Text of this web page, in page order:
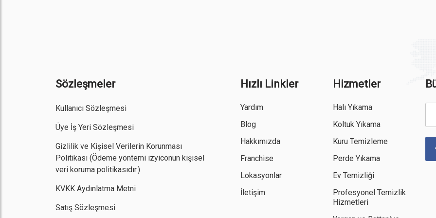
Sözleşmeler
Kullanıcı Sözleşmesi
Üye İş Yeri Sözleşmesi
Gizlilik ve Kişisel Verilerin Korunması
Politikası (Ödeme yöntemi izyiconun kişisel
veri koruma politikasıdır.)
KVKK Aydınlatma Metni
Satış Sözleşmesi
Hızlı Linkler
Yardım
Blog
Hakkımızda
Franchise
Lokasyonlar
İletişim
Hizmetler
Halı Yıkama
Koltuk Yıkama
Kuru Temizleme
Perde Yıkama
Ev Temizliği
Profesyonel Temizlik
Hizmetleri